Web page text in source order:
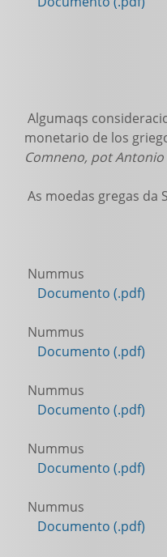
Algumaqs
monetario de los
Comneno, pot
As moedas gregas da
Nummus
Documento (.pdf)
Nummus
Documento (.pdf)
Nummus
Documento (.pdf)
Nummus
Documento (.pdf)
Nummus
Documento (.pdf)